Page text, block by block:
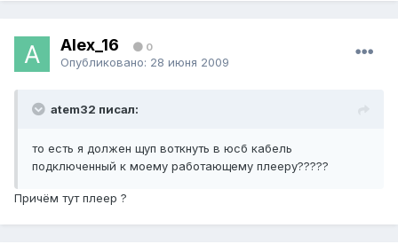
Alex_16 0
Опубликовано: 28 июня 2009
atem32 писал:
то есть я должен щуп воткнуть в юсб кабель
подключенный к моему работающему плееру?????
Причём тут плеер ?